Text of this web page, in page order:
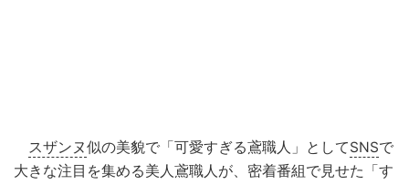
スザンヌ似の美貌で「可愛すぎる鳶職人」としてSNSで
大きな注目を集める美人鳶職人が、密着番組で見せた「す